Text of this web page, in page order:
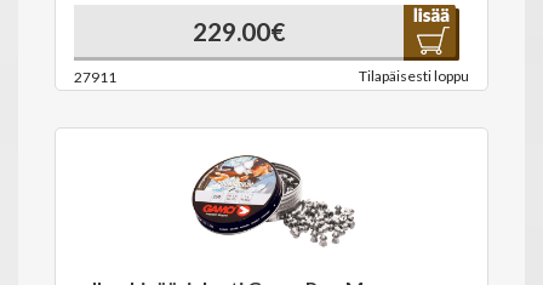
229.00€
27911 Tilapäisesti loppu